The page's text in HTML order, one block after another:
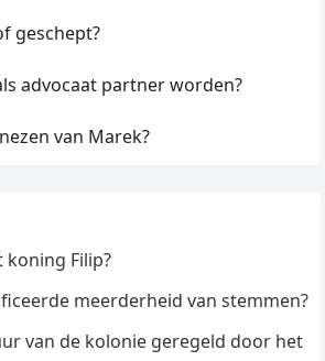
geschept?
advocaat partner worden?
van Marek?
koning Filip?
meerderheid van stemmen?
van de kolonie geregeld door het